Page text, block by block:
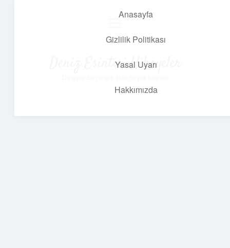
Anasayfa
Gizlilik Politikası
Yasal Uyarı
Hakkımızda
Deniz Esintisi Hikayeler